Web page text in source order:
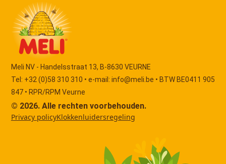
Meli NV - Handelsstraat 13, B-8630 VEURNE
Tel: +32 (0)58 310 310 • e-mail: info@meli.be • BTW BE0411 905
847 • RPR/RPM Veurne
© 2026. Alle rechten voorbehouden.
Privacy policyKlokkenluidersregeling